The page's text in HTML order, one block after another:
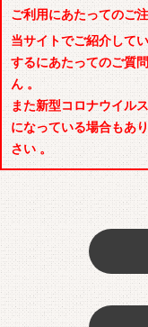
ご利用にあたってのご
当サイトでご紹介して
するにあたってのご質
ん 。
また新型コロナウイル
になっている場合もあ
さい 。